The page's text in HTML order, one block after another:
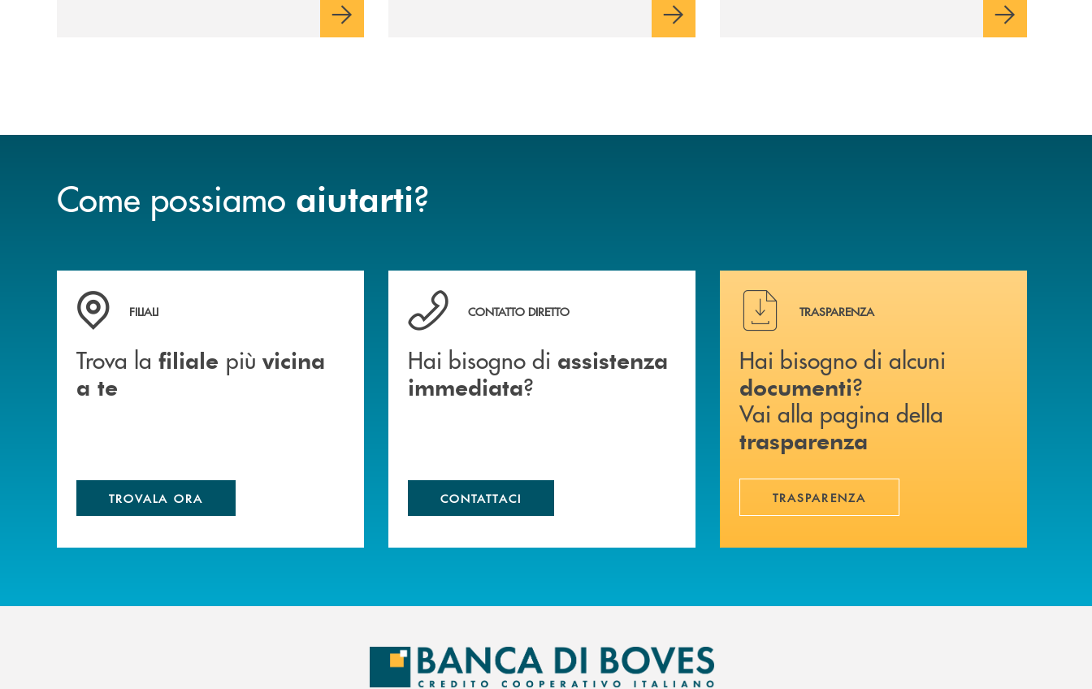
Come possiamo aiutarti?
Trova la filiale&nbsp; più vicina a te
FILIALI
Trova la filiale più vicina
a te
TROVALA ORA
Hai bisogno di assistenza immediata ?
CONTATTO DIRETTO
Hai bisogno di assistenza
immediata?
CONTATTACI
Hai bisogno di alcuni documenti ? Vai alla pagina della
TRASPARENZA
Hai bisogno di alcuni
documenti?
Vai alla pagina della
trasparenza
TRASPARENZA